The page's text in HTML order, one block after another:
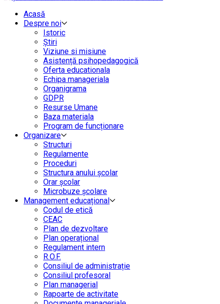
Acasă
Despre noi
Istoric
Știri
Viziune si misiune
Asistență psihopedagogică
Oferta educationala
Echipa manageriala
Organigrama
GDPR
Resurse Umane
Baza materiala
Program de funcționare
Organizare
Structuri
Regulamente
Proceduri
Structura anului școlar
Orar școlar
Microbuze școlare
Management educațional
Codul de etică
CEAC
Plan de dezvoltare
Plan operațional
Regulament intern
R.O.F.
Consiliul de administrație
Consiliul profesoral
Plan managerial
Rapoarte de activitate